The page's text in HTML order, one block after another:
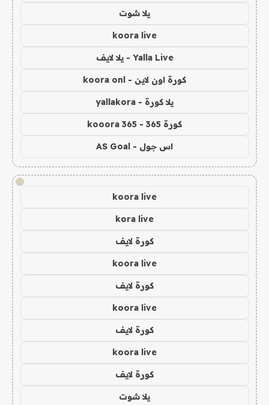
يلا شوت
koora live
Yalla Live - يلا لايف
كورة اون لاين - koora onl
يلا كورة - yallakora
كورة 365 - kooora 365
اس جول - AS Goal
!
koora live
kora live
كورة لايف
koora live
كورة لايف
koora live
كورة لايف
koora live
كورة لايف
يلا شوت